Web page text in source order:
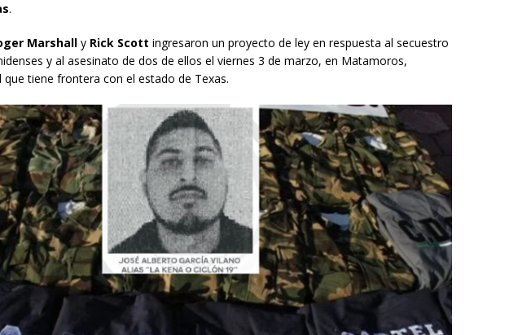
.
Marshall y Rick Scott ingresaron un proyecto de ley en respuesta al secuestro
y al asesinato de dos de ellos el viernes 3 de marzo, en Matamoros,
que tiene frontera con el estado de Texas.